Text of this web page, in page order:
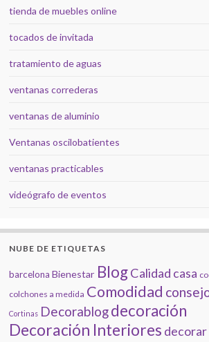
tienda de muebles online
tocados de invitada
tratamiento de aguas
ventanas correderas
ventanas de aluminio
Ventanas oscilobatientes
ventanas practicables
videógrafo de eventos
NUBE DE ETIQUETAS
barcelona Bienestar BlogCalidad casa
colchones a medida Comodidad
Cortinas Decorablogdecoración
Decoración Interiores decorar